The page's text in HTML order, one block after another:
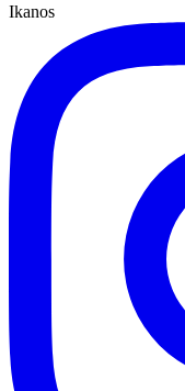
Ikanos